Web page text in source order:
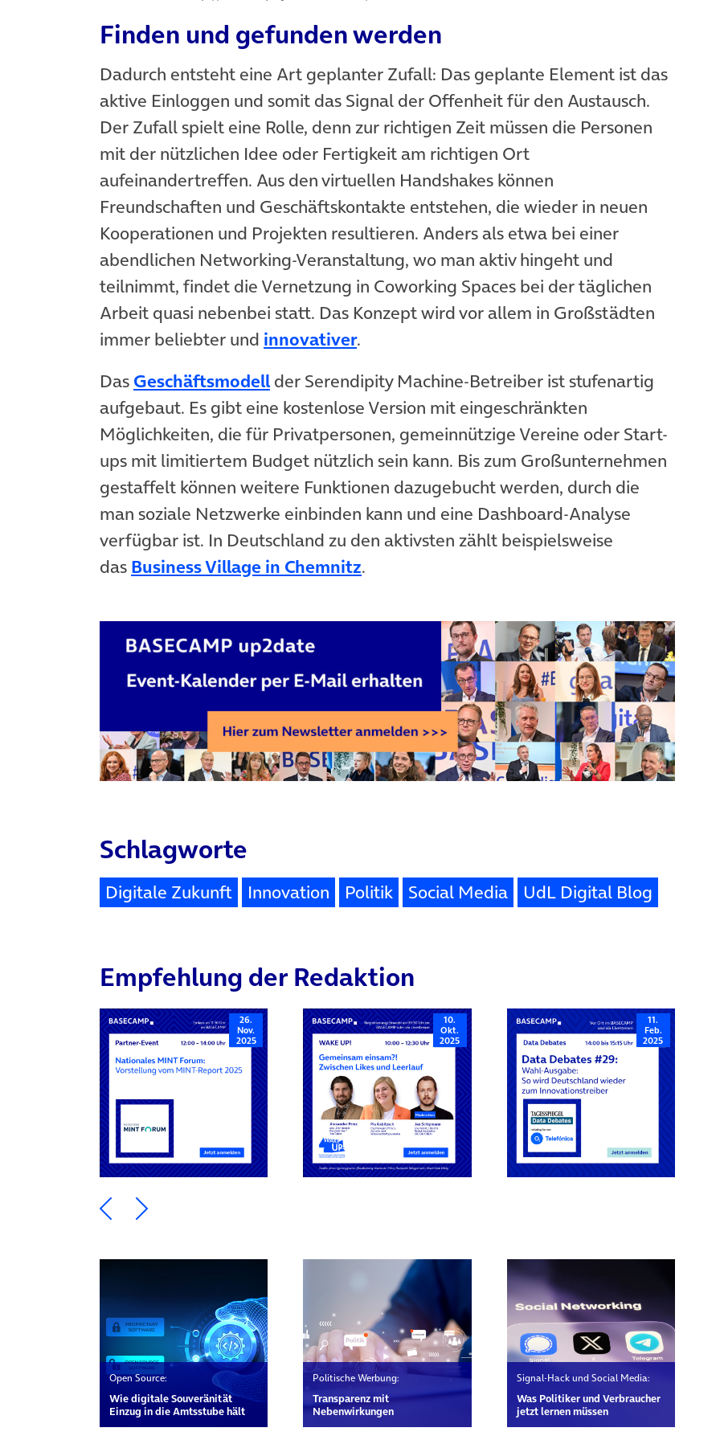
Finden und gefunden werden
Dadurch entsteht eine Art geplanter Zufall: Das geplante Element ist das
aktive Einloggen und somit das Signal der Offenheit für den Austausch.
Der Zufall spielt eine Rolle, denn zur richtigen Zeit müssen die Personen
mit der nützlichen Idee oder Fertigkeit am richtigen Ort
aufeinandertreffen. Aus den virtuellen Handshakes können
Freundschaften und Geschäftskontakte entstehen, die wieder in neuen
Kooperationen und Projekten resultieren. Anders als etwa bei einer
abendlichen Networking-Veranstaltung, wo man aktiv hingeht und
teilnimmt, findet die Vernetzung in Coworking Spaces bei der täglichen
Arbeit quasi nebenbei statt. Das Konzept wird vor allem in Großstädten
immer beliebter und innovativer(öffnet in neuem Tab)
.
Das Geschäftsmodell(öffnet in neuem Tab)
der Serendipity Machine-Betreiber ist stufenartig
aufgebaut. Es gibt eine kostenlose Version mit eingeschränkten
Möglichkeiten, die für Privatpersonen, gemeinnützige Vereine oder Start-
ups mit limitiertem Budget nützlich sein kann. Bis zum Großunternehmen
gestaffelt können weitere Funktionen dazugebucht werden, durch die
man soziale Netzwerke einbinden kann und eine Dashboard-Analyse
verfügbar ist. In Deutschland zu den aktivsten zählt beispielsweise
das Business Village in Chemnitz(öffnet in neuem Tab)
.
Schlagworte
Digitale Zukunft Innovation Politik Social Media UdL Digital Blog
Empfehlung der Redaktion
26.
Nov.
2025
10.
Okt.
2025
11.
Feb.
2025
Ein Element zurück blättern
Ein Element weiter blättern
Open Source:
Wie digitale Souveränität
Einzug in die Amtsstube hält
Politische Werbung:
Transparenz mit
Nebenwirkungen
Signal-Hack und Social Media:
Was Politiker und Verbraucher
jetzt lernen müssen